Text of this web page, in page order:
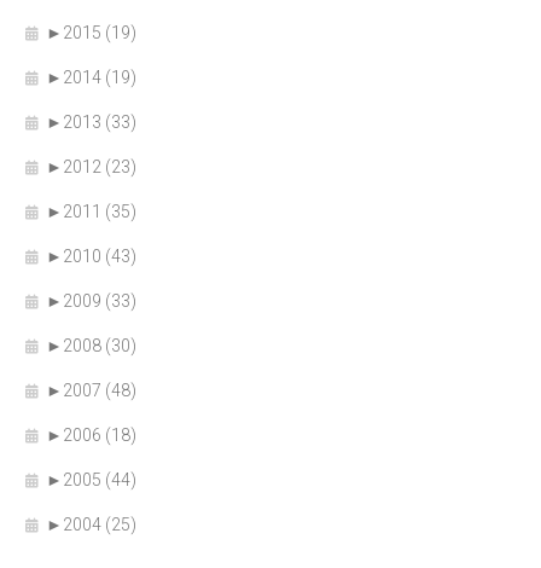
► 2015 (19)
► 2014 (19)
► 2013 (33)
► 2012 (23)
► 2011 (35)
► 2010 (43)
► 2009 (33)
► 2008 (30)
► 2007 (48)
► 2006 (18)
► 2005 (44)
► 2004 (25)